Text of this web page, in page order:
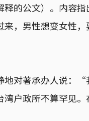
释的公文）。内容
，男性想变女性，
地对著承办人说：“
户政所不算罕见。